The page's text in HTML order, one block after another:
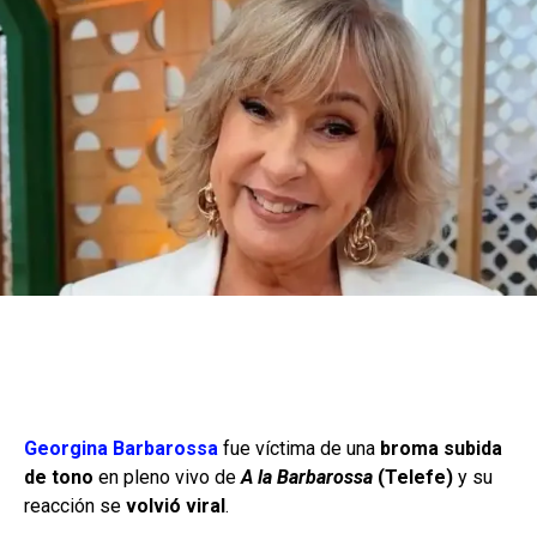
Georgina Barbarossa fue víctima de una broma subida
de tono en pleno vivo deA la Barbarossa (Telefe) y su
reacción se volvió viral .